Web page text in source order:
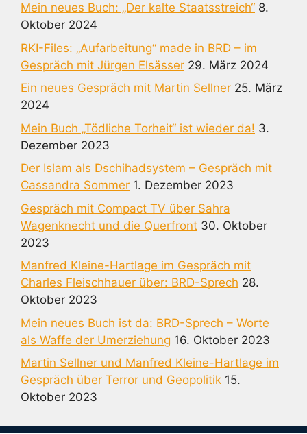
Mein neues Buch: „Der kalte Staatsstreich“ 8.
Oktober 2024
RKI-Files: „Aufarbeitung“ made in BRD – im
Gespräch mit Jürgen Elsässer 29. März 2024
Ein neues Gespräch mit Martin Sellner 25. März
2024
Mein Buch „Tödliche Torheit“ ist wieder da! 3.
Dezember 2023
Der Islam als Dschihadsystem – Gespräch mit
Cassandra Sommer 1. Dezember 2023
Gespräch mit Compact TV über Sahra
Wagenknecht und die Querfront 30. Oktober
2023
Manfred Kleine-Hartlage im Gespräch mit
Charles Fleischhauer über: BRD-Sprech 28.
Oktober 2023
Mein neues Buch ist da: BRD-Sprech – Worte
als Waffe der Umerziehung 16. Oktober 2023
Martin Sellner und Manfred Kleine-Hartlage im
Gespräch über Terror und Geopolitik 15.
Oktober 2023